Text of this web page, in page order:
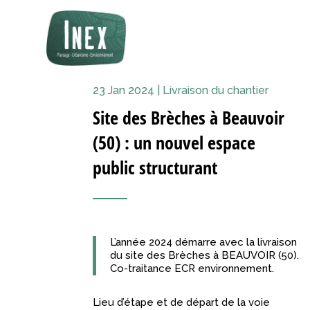
23 Jan 2024 Livraison du chantier
Site des Brèches à Beauvoir
(50) : un nouvel espace
public structurant
L’année 2024 démarre avec la livraison
du site des Brèches à BEAUVOIR (50).
Co-traitance ECR environnement.
Lieu d’étape et de départ de la voie